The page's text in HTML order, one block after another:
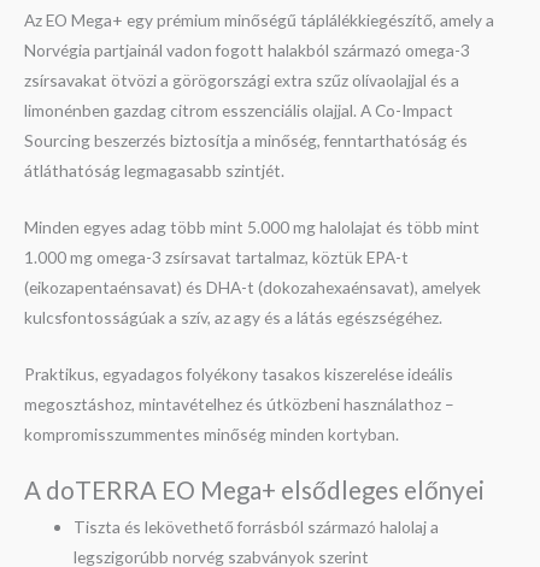
Az EO Mega+ egy prémium minőségű táplálékkiegészítő, amely a
Norvégia partjainál vadon fogott halakból származó omega-3
zsírsavakat ötvözi a görögországi extra szűz olívaolajjal és a
limonénben gazdag citrom esszenciális olajjal. A Co-Impact
Sourcing beszerzés biztosítja a minőség, fenntarthatóság és
átláthatóság legmagasabb szintjét.
Minden egyes adag több mint 5.000 mg halolajat és több mint
1.000 mg omega-3 zsírsavat tartalmaz, köztük EPA-t
(eikozapentaénsavat) és DHA-t (dokozahexaénsavat), amelyek
kulcsfontosságúak a szív, az agy és a látás egészségéhez.
Praktikus, egyadagos folyékony tasakos kiszerelése ideális
megosztáshoz, mintavételhez és útközbeni használathoz –
kompromisszummentes minőség minden kortyban.
A doTERRA EO Mega+ elsődleges előnyei
Tiszta és lekövethető forrásból származó halolaj a
legszigorúbb norvég szabványok szerint